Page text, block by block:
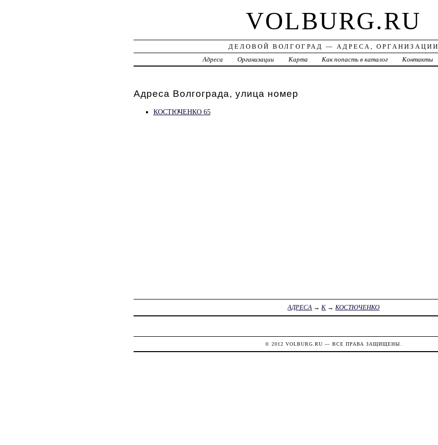
VOLBURG.RU
ДЕЛОВОЙ ВОЛГОГРАД — АДРЕСА, ОРГАНИЗАЦИИ
Адреса
Организации Карта Как попасть в каталог Контакты
Адреса Волгограда, улица номер
КОСТЮЧЕНКО 65
АДРЕСА →К →КОСТЮЧЕНКО
© 2012 VOLBURG.RU — ВСЕ ПРАВА ЗАЩИЩЕНЫ.